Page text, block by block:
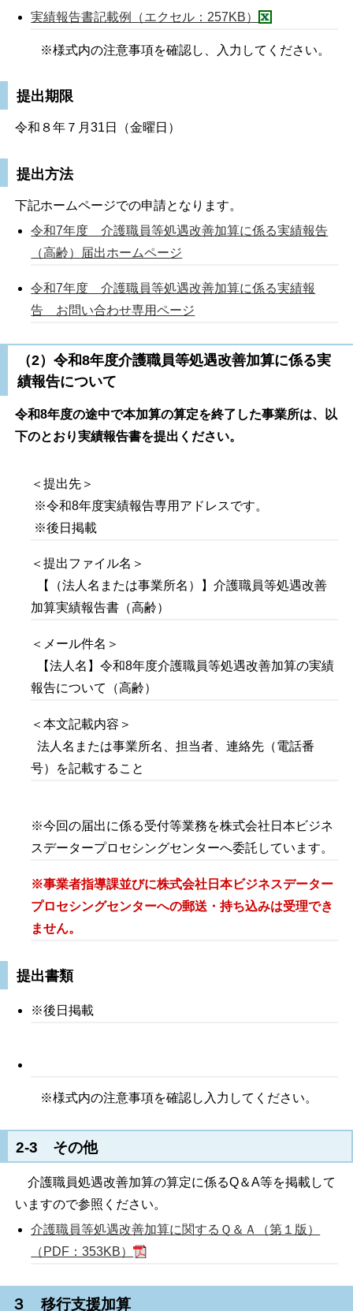
実績報告書記載例（エクセル：257KB）
※様式内の注意事項を確認し、入力してください。
提出期限
令和８年７月31日（金曜日）
提出方法
下記ホームページでの申請となります。
令和7年度 介護職員等処遇改善加算に係る実績報告
（高齢）届出ホームページ
令和7年度 介護職員等処遇改善加算に係る実績報
告 お問い合わせ専用ページ
（2）令和8年度介護職員等処遇改善加算に係る実
績報告について
令和8年度の途中で本加算の算定を終了した事業所は、以
下のとおり実績報告書を提出ください。
＜提出先＞
※令和8年度実績報告専用アドレスです。
※後日掲載
＜提出ファイル名＞
【（法人名または事業所名）】介護職員等処遇改善
加算実績報告書（高齢）
＜メール件名＞
【法人名】令和8年度介護職員等処遇改善加算の実績
報告について（高齢）
＜本文記載内容＞
法人名または事業所名、担当者、連絡先（電話番
号）を記載すること
※今回の届出に係る受付等業務を株式会社日本ビジネ
スデータープロセシングセンターへ委託しています。
※事業者指導課並びに株式会社日本ビジネスデーター
プロセシングセンターへの郵送・持ち込みは受理でき
ません。
提出書類
※後日掲載
※様式内の注意事項を確認し入力してください。
2-3 その他
介護職員処遇改善加算の算定に係るQ＆A等を掲載して
いますので参照ください。
介護職員等処遇改善加算に関するＱ＆Ａ（第１版）
（PDF：353KB）
３ 移行支援加算